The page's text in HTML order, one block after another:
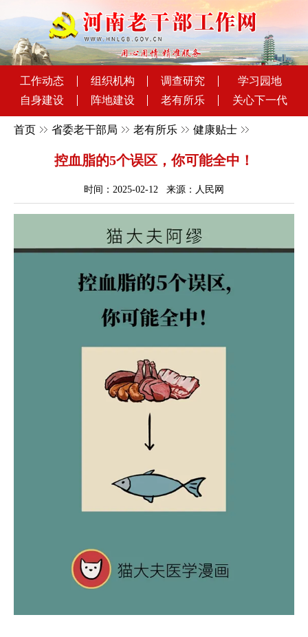
工作动态 组织机构 调查研究
学习园地
自身建设
阵地建设 老有所乐 关心下一代
首页 省委老干部局 老有所乐 健康贴士
控血脂的5个误区，你可能全中！
时间：2025-02-12 来源：人民网